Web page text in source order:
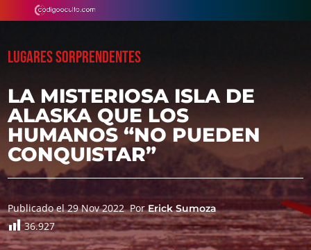
LUGARES SORPRENDENTES
LA MISTERIOSA ISLA DE
ALASKA QUE LOS
HUMANOS “NO PUEDEN
CONQUISTAR”
Publicado el 29 Nov 2022 PorErick Sumoza
36.927